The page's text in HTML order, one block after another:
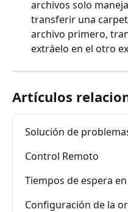
archivos solo
transferir una
archivo primero,
extráelo en el otro
Artículos
Solución de
Control Remoto
Tiempos de espera
Configuración de la